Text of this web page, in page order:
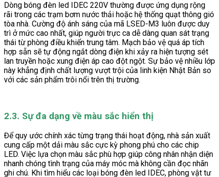
Dòng bóng đèn led IDEC 220V thường được ứng dụng rộng
rãi trong các trạm bơm nước thải hoặc hệ thống quạt thông gió
tòa nhà. Cường độ ánh sáng của mã LSED-M3 luôn được duy
trì ở mức cao nhất, giúp người trực ca dễ dàng quan sát trạng
thái từ phòng điều khiển trung tâm. Mạch bảo vệ quá áp tích
hợp sẵn sẽ tự động ngắt dòng điện khi xảy ra hiện tượng sét
lan truyền hoặc xung điện áp cao đột ngột. Sự bảo vệ nhiều lớp
này khẳng định chất lượng vượt trội của linh kiện Nhật Bản so
với các sản phẩm trôi nổi trên thị trường.
2.3. Sự đa dạng về màu sắc hiển thị
Để quy ước chính xác từng trạng thái hoạt động, nhà sản xuất
cung cấp một dải màu sắc cực kỳ phong phú cho các chip
LED. Việc lựa chọn màu sắc phù hợp giúp công nhân nhận diện
nhanh chóng tình trạng của máy móc mà không cần đọc nhãn
ghi chú. Khi tìm hiểu các loại bóng đèn led IDEC, phòng vật tư